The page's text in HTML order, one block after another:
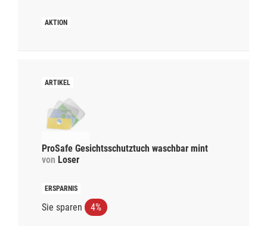
ProSafe Gesichtsschutztuch waschbar mint
von Loser
Sie sparen 4%